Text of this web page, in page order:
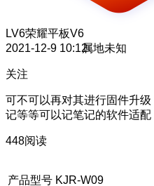
LV6荣耀平板V6
2021-12-9 10:12属地未知
关注
可不可以再对其进行固件升
记等等可以记笔记的软件适
448阅读
产品型号 KJR-W09